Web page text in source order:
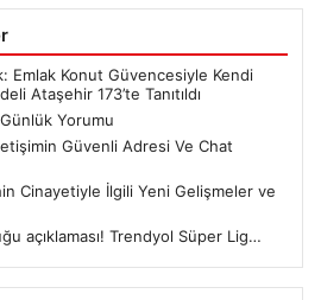
Emlak Konut Güvencesiyle Kendi
Ataşehir 173’te Tanıtıldı
Yorumu
Güvenli Adresi Ve Chat
Cinayetiyle İlgili Yeni Gelişmeler ve
açıklaması! Trendyol Süper Lig…